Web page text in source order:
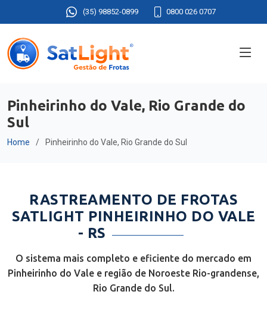
(35) 98852-0899 0800 026 0707
Pinheirinho do Vale, Rio Grande do
Sul
Home Pinheirinho do Vale, Rio Grande do Sul
RASTREAMENTO DE FROTAS
SATLIGHT PINHEIRINHO DO VALE
- RS
O sistema mais completo e eficiente do mercado em
Pinheirinho do Vale e região de Noroeste Rio-grandense,
Rio Grande do Sul.